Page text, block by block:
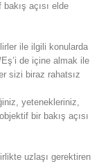
açısı elde
ile ilgili konularda
de içine almak ile
sizi biraz rahatsız
yetenekleriniz,
bir bakış açısı
uzlaşı gerektiren